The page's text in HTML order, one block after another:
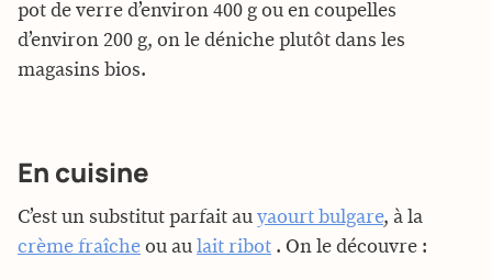
pot de verre d’environ 400 g ou en coupelles
d’environ 200 g, on le déniche plutôt dans les
magasins bios.
En cuisine
C’est un substitut parfait au yaourt bulgare, à la
crème fraîche ou au lait ribot . On le découvre :